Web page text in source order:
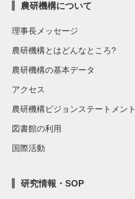
農研機構について
理事長メッセージ
農研機構とはどんなところ?
農研機構の基本データ
アクセス
農研機構ビジョンステートメント
図書館の利用
国際活動
研究情報・SOP